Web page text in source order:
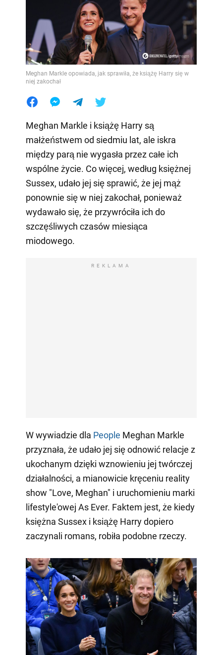
Meghan Markle opowiada, jak sprawiła, że książę Harry się w
niej zakochał
Meghan Markle i książę Harry są
małżeństwem od siedmiu lat, ale iskra
między parą nie wygasła przez całe ich
wspólne życie. Co więcej, według księżnej
Sussex, udało jej się sprawić, że jej mąż
ponownie się w niej zakochał, ponieważ
wydawało się, że przywróciła ich do
szczęśliwych czasów miesiąca
miodowego.
REKLAMA
W wywiadzie dla People Meghan Markle
przyznała, że udało jej się odnowić relacje z
ukochanym dzięki wznowieniu jej twórczej
działalności, a mianowicie kręceniu reality
show "Love, Meghan" i uruchomieniu marki
lifestyle'owej As Ever. Faktem jest, że kiedy
księżna Sussex i książę Harry dopiero
zaczynali romans, robiła podobne rzeczy.